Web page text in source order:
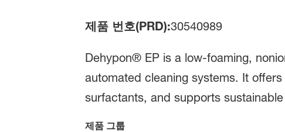
제품 번호(PRD):30540989
Dehypon® EP is a low-foaming,
automated cleaning systems. It
surfactants, and supports
제품 그룹